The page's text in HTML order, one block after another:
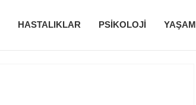
HASTALIKLAR PSIKOLOJI YAŞAM